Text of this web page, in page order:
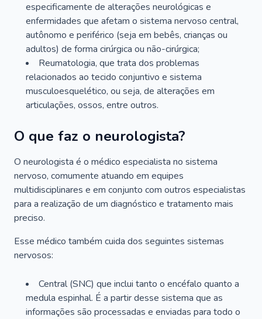
especificamente de alterações neurológicas e
enfermidades que afetam o sistema nervoso central,
autônomo e periférico (seja em bebês, crianças ou
adultos) de forma cirúrgica ou não-cirúrgica;
Reumatologia, que trata dos problemas
relacionados ao tecido conjuntivo e sistema
musculoesquelético, ou seja, de alterações em
articulações, ossos, entre outros.
O que faz o neurologista?
O neurologista é o médico especialista no sistema
nervoso, comumente atuando em equipes
multidisciplinares e em conjunto com outros especialistas
para a realização de um diagnóstico e tratamento mais
preciso.
Esse médico também cuida dos seguintes sistemas
nervosos:
Central (SNC) que inclui tanto o encéfalo quanto a
medula espinhal. É a partir desse sistema que as
informações são processadas e enviadas para todo o